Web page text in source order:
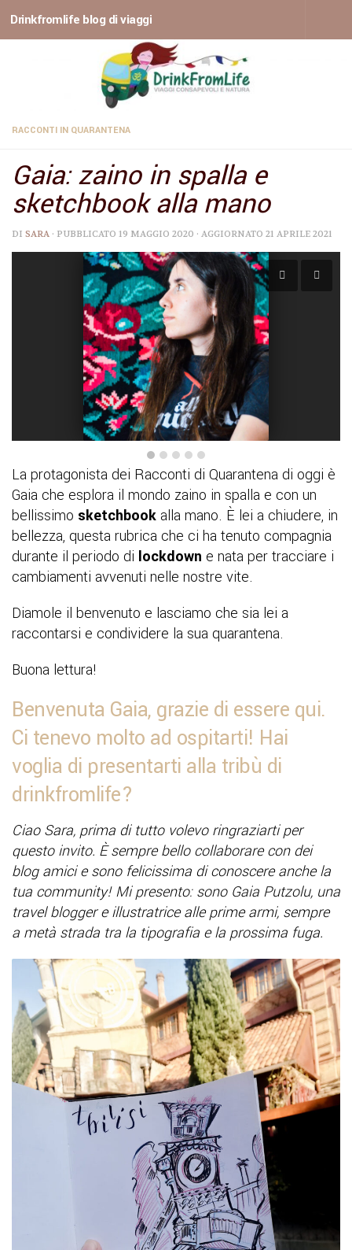
Sotto il contenuto
Drinkfromlife blog di viaggi
RACCONTI IN QUARANTENA
Gaia: zaino in spalla e
sketchbook alla mano
DI SARA · PUBBLICATO 19 MAGGIO 2020 · AGGIORNATO 21 APRILE 2021
La protagonista dei Racconti di Quarantena di oggi è
Gaia che esplora il mondo zaino in spalla e con un
bellissimo sketchbook alla mano. È lei a chiudere, in
bellezza, questa rubrica che ci ha tenuto compagnia
durante il periodo di lockdown e nata per tracciare i
cambiamenti avvenuti nelle nostre vite.
Diamole il benvenuto e lasciamo che sia lei a
raccontarsi e condividere la sua quarantena.
Buona lettura!
Benvenuta Gaia, grazie di essere qui.
Ci tenevo molto ad ospitarti! Hai
voglia di presentarti alla tribù di
drinkfromlife?
Ciao Sara, prima di tutto volevo ringraziarti per
questo invito. È sempre bello collaborare con dei
blog amici e sono felicissima di conoscere anche la
tua community! Mi presento: sono Gaia Putzolu, una
travel blogger e illustratrice alle prime armi, sempre
a metà strada tra la tipografia e la prossima fuga.